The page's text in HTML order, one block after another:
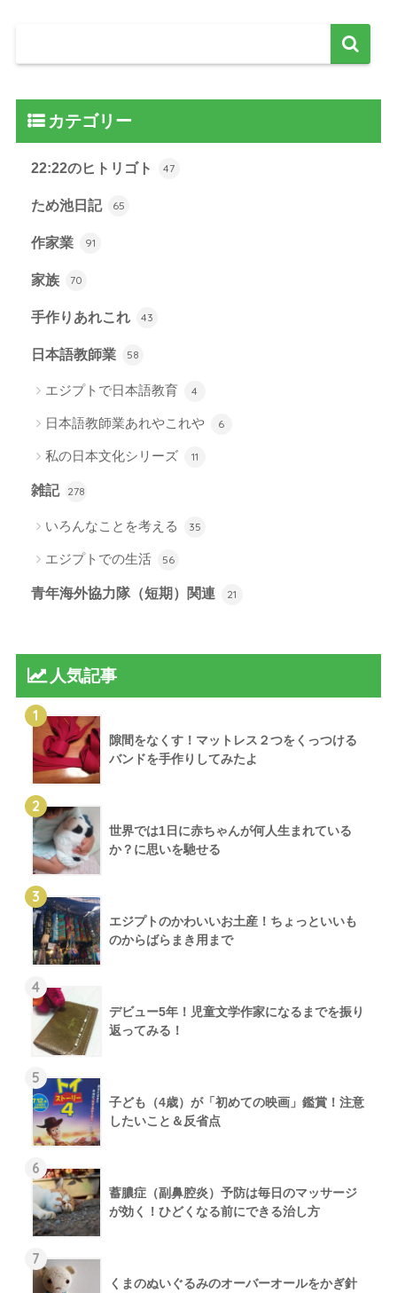
カテゴリー
22:22のヒトリゴト 47
ため池日記 65
作家業 91
家族 70
手作りあれこれ 43
日本語教師業 58
エジプトで日本語教育 4
日本語教師業あれやこれや 6
私の日本文化シリーズ 11
雑記 278
いろんなことを考える 35
エジプトでの生活 56
青年海外協力隊（短期）関連 21
人気記事
1
隙間をなくす！マットレス２つをくっつける
バンドを手作りしてみたよ
2
世界では1日に赤ちゃんが何人生まれている
か？に思いを馳せる
3
エジプトのかわいいお土産！ちょっといいも
のからばらまき用まで
4
デビュー5年！児童文学作家になるまでを振り
返ってみる！
5
子ども（4歳）が「初めての映画」鑑賞！注意
したいこと＆反省点
6
蓄膿症（副鼻腔炎）予防は毎日のマッサージ
が効く！ひどくなる前にできる治し方
7
くまのぬいぐるみのオーバーオールをかぎ針